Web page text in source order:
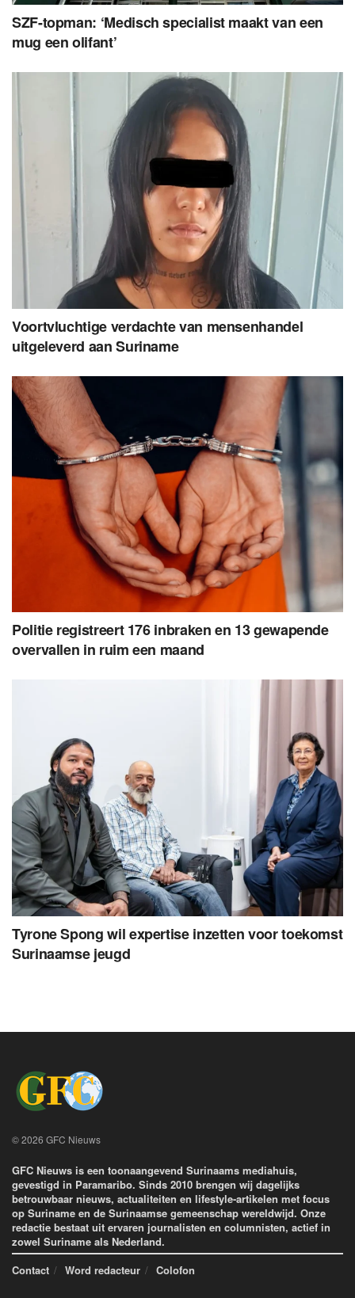
SZF-topman: ‘Medisch specialist maakt van een
mug een olifant’
Voortvluchtige verdachte van mensenhandel
uitgeleverd aan Suriname
Politie registreert 176 inbraken en 13 gewapende
overvallen in ruim een maand
Tyrone Spong wil expertise inzetten voor toekomst
Surinaamse jeugd
© 2026 GFC Nieuws
GFC Nieuws is een toonaangevend Surinaams mediahuis,
gevestigd in Paramaribo. Sinds 2010 brengen wij dagelijks
betrouwbaar nieuws, actualiteiten en lifestyle-artikelen met focus
op Suriname en de Surinaamse gemeenschap wereldwijd. Onze
redactie bestaat uit ervaren journalisten en columnisten, actief in
zowel Suriname als Nederland.
Contact
Word redacteur Colofon